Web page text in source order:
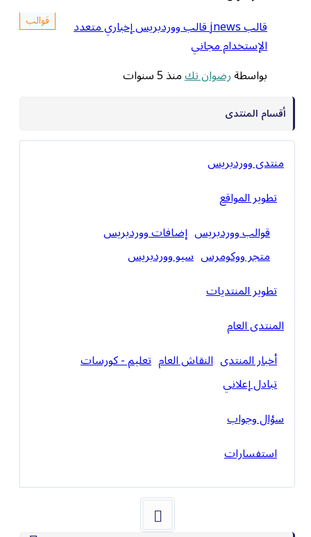
قوالب قالب jnews قالب ووردبريس إخباري متعدد
الإستخدام مجاني
بواسطةرضوان تكمنذ 5 سنوات
أقسام المنتدى
منتدى ووردبريس
تطوير المواقع
قوالب ووردبريس إضافات ووردبريس
متجر ووكومرس سيو ووردبريس
تطوير المنتديات
المنتدى العام
أخبار المنتدى النقاش العام تعليم - كورسات
تبادل إعلاني
سؤال وجواب
استفسارات